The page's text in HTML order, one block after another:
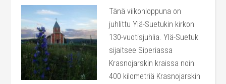
Tänä viikonloppuna on
juhlittu Ylä-Suetukin kirkon
130-vuotisjuhlia. Ylä-Suetuk
sijaitsee Siperiassa
Krasnojarskin kraissa noin
400 kilometriä Krasnojarskin